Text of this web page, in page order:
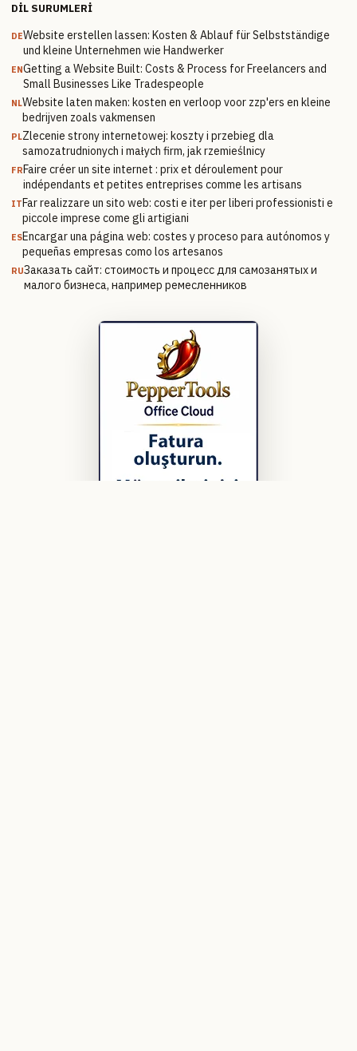
DIL SURUMLERI
DEWebsite erstellen lassen: Kosten & Ablauf für Selbstständige
und kleine Unternehmen wie Handwerker
ENGetting a Website Built: Costs & Process for Freelancers and
Small Businesses Like Tradespeople
NLWebsite laten maken: kosten en verloop voor zzp'ers en kleine
bedrijven zoals vakmensen
PLZlecenie strony internetowej: koszty i przebieg dla
samozatrudnionych i małych firm, jak rzemieślnicy
FRFaire créer un site internet : prix et déroulement pour
indépendants et petites entreprises comme les artisans
ITFar realizzare un sito web: costi e iter per liberi professionisti e
piccole imprese come gli artigiani
ESEncargar una página web: costes y proceso para autónomos y
pequeñas empresas como los artesanos
RUЗаказать сайт: стоимость и процесс для самозанятых и
малого бизнеса, например ремесленников